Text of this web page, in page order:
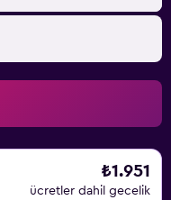
₺1.951
ücretler dahil gecelik